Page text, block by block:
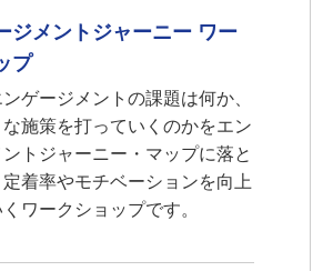
ジメントジャーニー ワー
プ
ゲージメントの課題は何か、
な施策を打っていくのかをエン
トジャーニー・マップに落と
定着率やモチベーションを向上
ワークショップです。